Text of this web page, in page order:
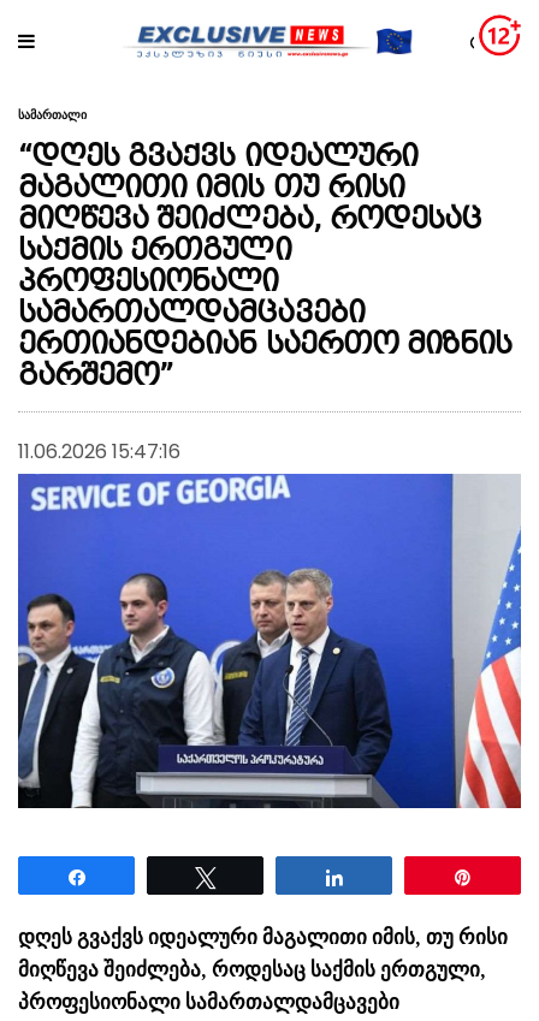
სამართალი
“დღეს გვაქვს იდეალური
მაგალითი იმის თუ რისი
მიღწევა შეიძლება, როდესაც
საქმის ერთგული
პროფესიონალი
სამართალდამცავები
ერთიანდებიან საერთო მიზნის
გარშემო”
11.06.2026 15:47:16
დღეს გვაქვს იდეალური მაგალითი იმის, თუ რისი
მიღწევა შეიძლება, როდესაც საქმის ერთგული,
პროფესიონალი სამართალდამცავები